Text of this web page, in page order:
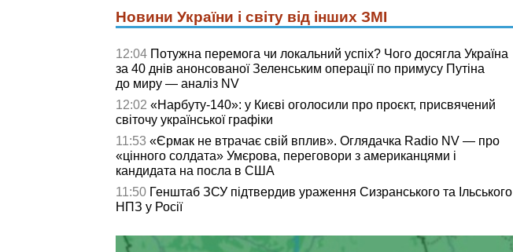
Новини України і світу від інших ЗМІ
12:04 Потужна перемога чи локальний успіх? Чого досягла Україна
за 40 днів анонсованої Зеленським операції по примусу Путіна
до миру — аналіз NV
12:02 «Нарбуту-140»: у Києві оголосили про проєкт, присвячений
світочу української графіки
11:53 «Єрмак не втрачає свій вплив». Оглядачка Radio NV — про
«цінного солдата» Умєрова, переговори з американцями і
кандидата на посла в США
11:50 Генштаб ЗСУ підтвердив ураження Сизранського та Ільського
НПЗ у Росії